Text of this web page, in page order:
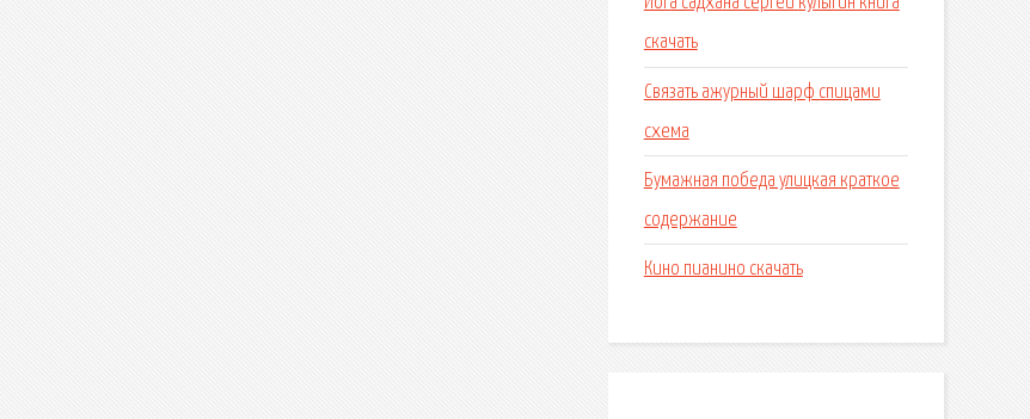
скачать
Связать ажурный шарф спицами
схема
Бумажная победа улицкая краткое
содержание
Кино пианино скачать